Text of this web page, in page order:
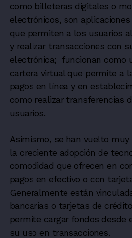
como billeteras digitales o
electrónicos, son
que permiten a los usuarios
y realizar transacciones con
electrónica; funcionan como
cartera virtual que permite a
pagos en línea y en
como realizar transferencias
usuarios.
Asimismo, se han vuelto muy
la creciente adopción de
comodidad que ofrecen en
pagos en efectivo o con
Generalmente están
bancarias o tarjetas de
permite cargar fondos desde
su uso en transacciones.